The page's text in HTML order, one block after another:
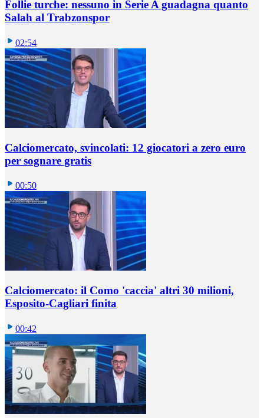
Follie turche: nessuno in Serie A guadagna quanto
Salah al Trabzonspor
02:54
Calciomercato, svincolati: 12 giocatori a zero euro
per sognare gratis
00:50
Calciomercato: il Como 'caccia' altri 30 milioni,
Esposito-Cagliari finita
00:42